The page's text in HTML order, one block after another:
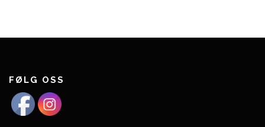
FØLG OSS